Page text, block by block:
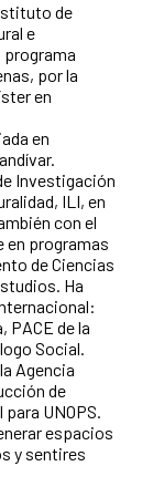
de
e
programa
por la
en
en
Investigación
ILI, en
con el
en programas
de Ciencias
Ha
PACE de la
Social.
Agencia
de
UNOPS.
espacios
y sentires